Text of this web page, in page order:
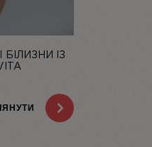
ІЗ
UAH.